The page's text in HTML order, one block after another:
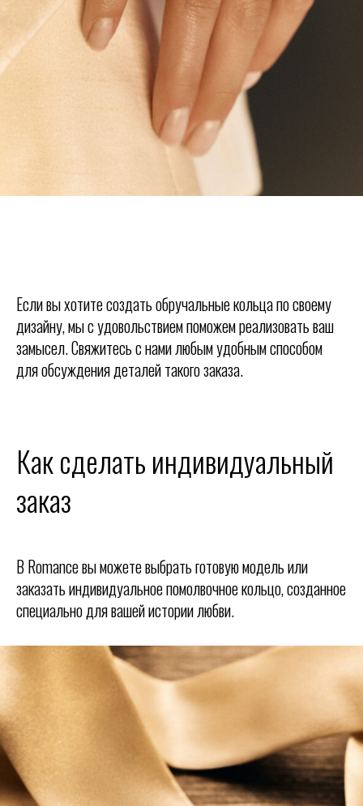
Если вы хотите создать обручальные кольца по своему
дизайну, мы с удовольствием поможем реализовать ваш
замысел. Свяжитесь с нами любым удобным способом
для обсуждения деталей такого заказа.
Как сделать индивидуальный
заказ
В Romance вы можете выбрать готовую модель или
заказать индивидуальное помолвочное кольцо, созданное
специально для вашей истории любви.